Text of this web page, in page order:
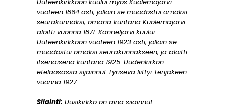
vuoteen 1864 asti, jolloin se muodostui omaksi
seurakunnaksi; omana kuntana Kuolemajärvi
aloitti vuonna 1871. Kanneljärvi kuului
Uuteenkirkkoon vuoteen 1923 asti, jolloin se
muodostui omaksi seurakunnakseen, ja aloitti
itsenäisenä kuntana 1925. Uudenkirkon
eteläosassa sijainnut Tyrisevä liittyi Terijokeen
vuonna 1927.
Sijainti: Uusikirkko on aina sijainnut